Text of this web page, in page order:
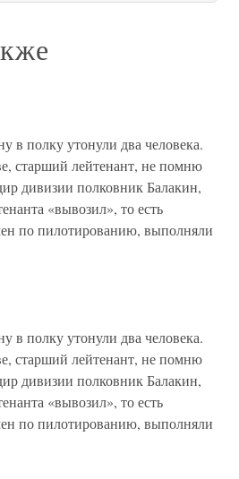
в полку утонули два человека.
старший лейтенант, не помню
дивизии полковник Балакин,
«вывозил», то есть
по пилотированию, выполняли
в полку утонули два человека.
старший лейтенант, не помню
дивизии полковник Балакин,
«вывозил», то есть
по пилотированию, выполняли